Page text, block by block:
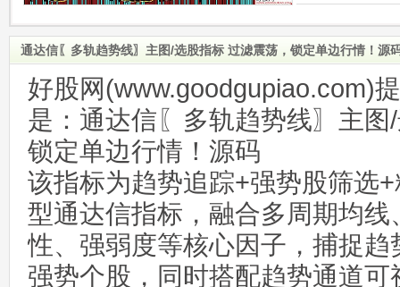
通达信〖多轨趋势线〗主图/选股指标 过滤震荡，锁定单边行情！源
好股网(www.goodgupiao.com)
是：通达信〖多轨趋势线〗主
锁定单边行情！源码
该指标为趋势追踪+强势股筛选
型通达信指标，融合多周期均
性、强弱度等核心因子，捕捉
强势个股，同时搭配趋势通道